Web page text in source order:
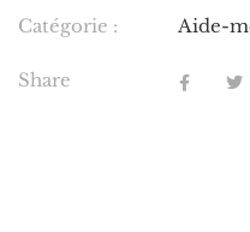
Catégorie : Aide-
Share